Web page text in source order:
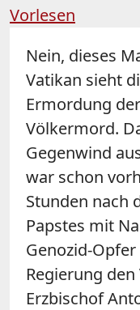
Vorlesen
Nein, dieses
Vatikan sieht
Ermordung
Völkermord.
Gegenwind
war schon
Stunden nach
Papstes mit
Genozid-
Regierung
Erzbischof